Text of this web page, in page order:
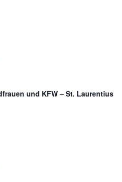
und KFW – St. Laurentius